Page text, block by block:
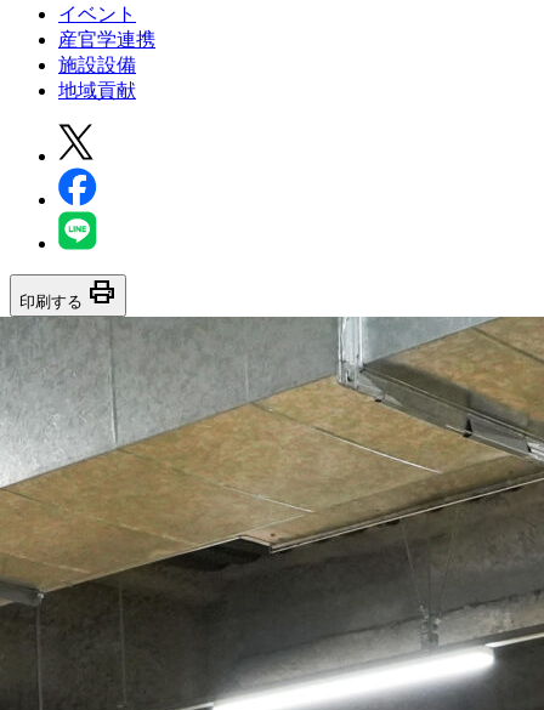
イベント
産官学連携
施設設備
地域貢献
印刷する print